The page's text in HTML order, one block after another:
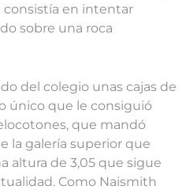
consistía en intentar
sobre una roca
del colegio unas cajas de
único que le consiguió
que mandó
la galería superior que
altura de 3,05 que sigue
Como Naismith